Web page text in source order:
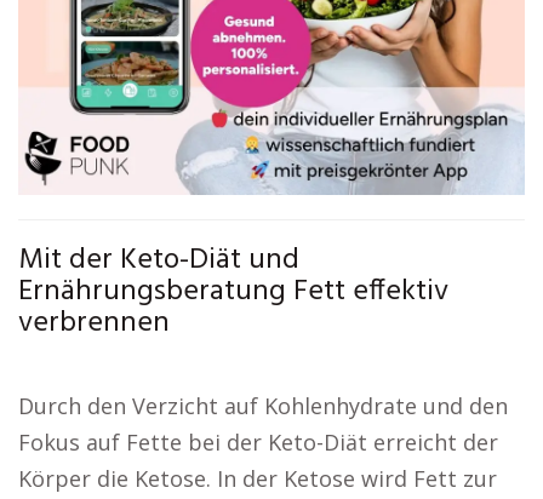
Mit der Keto-Diät und
Ernährungsberatung Fett effektiv
verbrennen
Durch den Verzicht auf Kohlenhydrate und den
Fokus auf Fette bei der Keto-Diät erreicht der
Körper die Ketose. In der Ketose wird Fett zur